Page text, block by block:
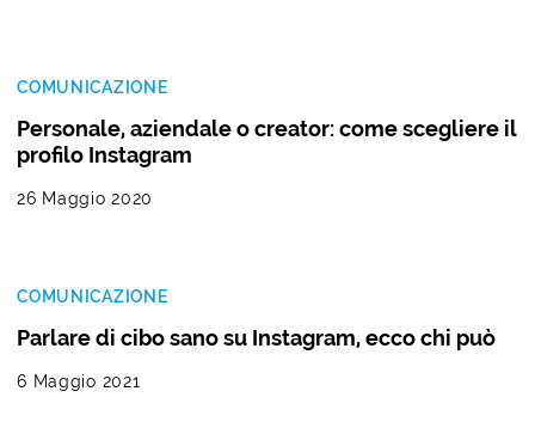
COMUNICAZIONE
Personale, aziendale o creator: come scegliere il
profilo Instagram
26 Maggio 2020
COMUNICAZIONE
Parlare di cibo sano su Instagram, ecco chi può
6 Maggio 2021